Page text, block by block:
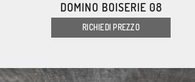
DOMINO BOISERIE 08
RICHIEDI PREZZO